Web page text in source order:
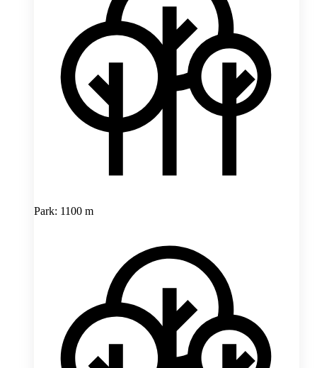
Park: 1100 m